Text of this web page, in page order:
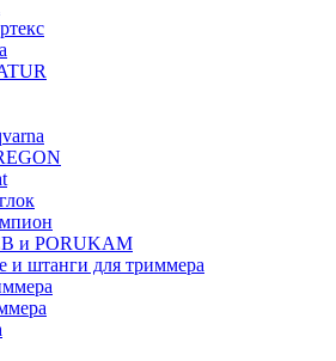
и PORUKAM
и штанги для триммера